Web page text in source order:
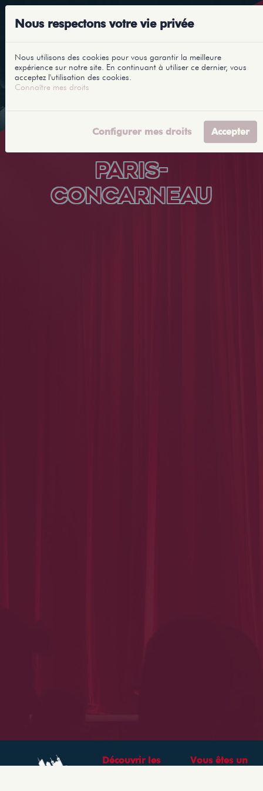
PARIS-
CONCARNEAU
Découvrir les
Vous êtes un
Nous respectons votre vie privée
Nous utilisons des cookies pour vous garantir la meilleure
expérience sur notre site. En continuant à utiliser ce dernier, vous
acceptez l'utilisation des cookies.
Connaître mes droits
Configurer mes droits Accepter